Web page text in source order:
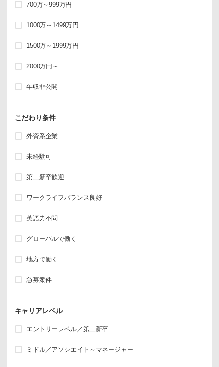
700万～999万円
1000万～1499万円
1500万～1999万円
2000万円～
年収非公開
こだわり条件
外資系企業
未経験可
第二新卒歓迎
ワークライフバランス良好
英語力不問
グローバルで働く
地方で働く
急募案件
キャリアレベル
エントリーレベル／第二新卒
ミドル／アソシエイト～マネージャー